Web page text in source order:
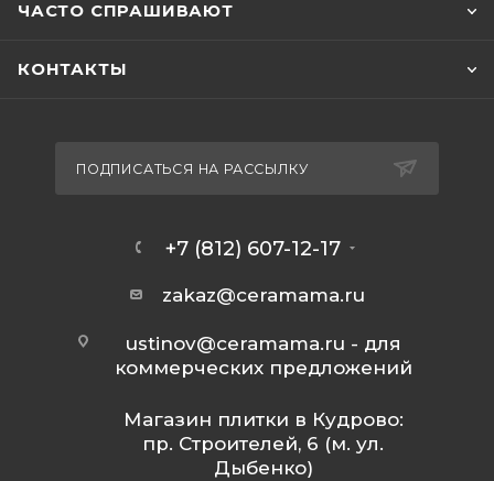
ЧАСТО СПРАШИВАЮТ
КОНТАКТЫ
ПОДПИСАТЬСЯ НА РАССЫЛКУ
+7 (812) 607-12-17
zakaz@ceramama.ru
ustinov@ceramama.ru - для
коммерческих предложений
Магазин плитки в Кудрово:
пр. Строителей, 6 (м. ул.
Дыбенко)